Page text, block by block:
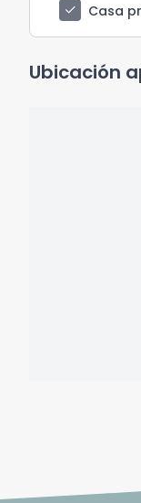
check
Casa
Ubicación